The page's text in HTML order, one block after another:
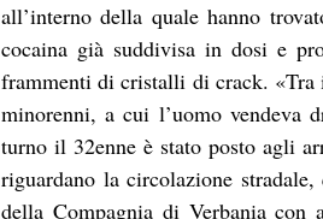
all’interno della quale hanno
cocaina già suddivisa in dosi e
frammenti di cristalli di crack. «Tra
minorenni, a cui l’uomo vendeva
turno il 32enne è stato posto agli
riguardano la circolazione
della Compagnia di Verbania con